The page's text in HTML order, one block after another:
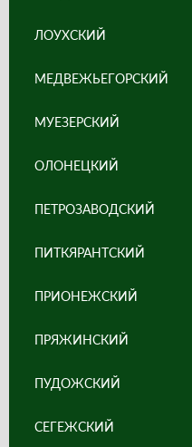
ЛОУХСКИЙ
МЕДВЕЖЬЕГОРСКИЙ
МУЕЗЕРСКИЙ
ОЛОНЕЦКИЙ
ПЕТРОЗАВОДСКИЙ
ПИТКЯРАНТСКИЙ
ПРИОНЕЖСКИЙ
ПРЯЖИНСКИЙ
ПУДОЖСКИЙ
СЕГЕЖСКИЙ